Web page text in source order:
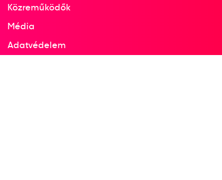
Szabadfogású 84kg 20
Közreműködők
Média
Adatvédelem